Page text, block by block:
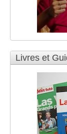
Livres et